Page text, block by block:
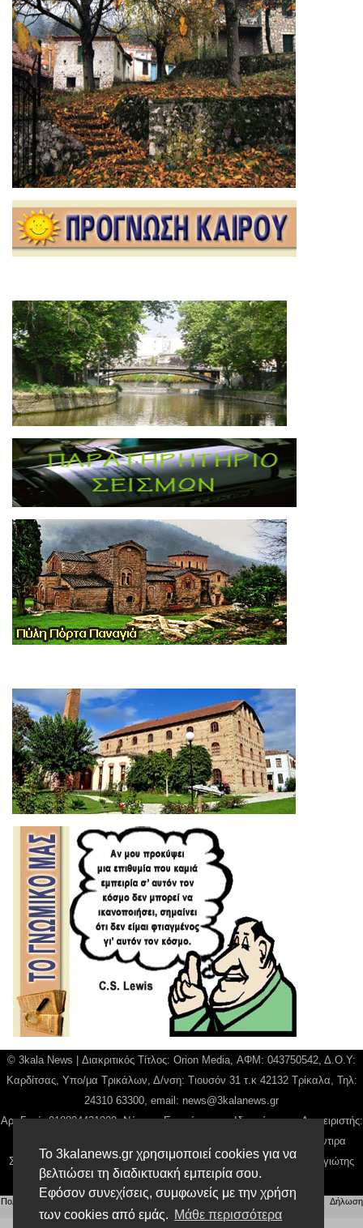
Το 3kalanews.gr χρησιμοποιεί cookies για να
βελτιώσει τη διαδικτυακή εμπειρία σου.
Εφόσον συνεχίσεις, συμφωνείς με την χρήση
των cookies από εμάς. Μάθε περισσότερα
© 3kala News | Διακριτικός Τίτλος: Orion Media, ΑΦΜ: 043750542, Δ.Ο.Υ:
Καρδίτσας, Υπο/μα Τρικάλων, Δ/νση: Τιουσόν 31 τ.κ 42132 Τρίκαλα, Τηλ:
24310 63300, email: news@3kalanews.gr
Αρ. Γεμή: 018804431000, Νόμιμος Εκπρόσωπος, Ιδιοκτήτης και Διαχειριστής:
Παναγιώτης Φιλίππου, Διευθύντρια: Γιαννουσά Βασιλική, Διευθύντιρα
Σύνταξης: Μπαλαμπάνη Βασιλική. Δικαιούχος domain name Παναγιώτης
Φιλίππου
Πολιτική απορρήτου Αίτηση Διαχείρισης Προσωπικών Δεδομένων |Όροι χρήσης
Δήλωση
Συμμόρφωσης